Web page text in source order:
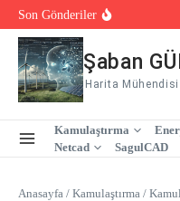
İçeriğe atla
Son Gönderiler
SagulGIS
Şaban
Harita Mühendisi
Kamulaştırma
Netcad
SagulCAD
Anasayfa / Kamulaştırma /